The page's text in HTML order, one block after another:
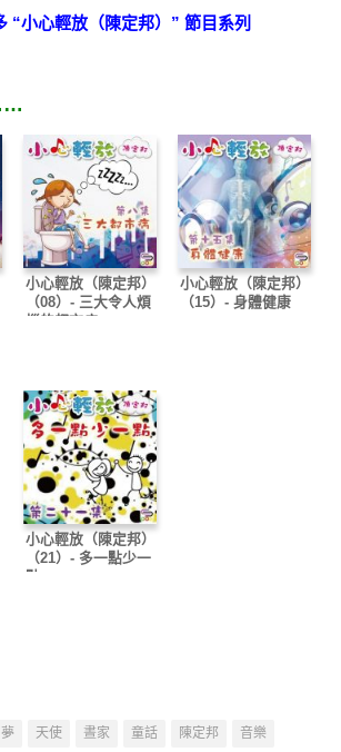
“小心輕放（陳定邦）” 節目系列
小心輕放（陳定邦）
（08）- 三大令人煩
惱的都市病
小心輕放（陳定邦）
（15）- 身體健康
小心輕放（陳定邦）
（21）- 多一點少一
點
夢 天使 晝家 童話 陳定邦 音樂